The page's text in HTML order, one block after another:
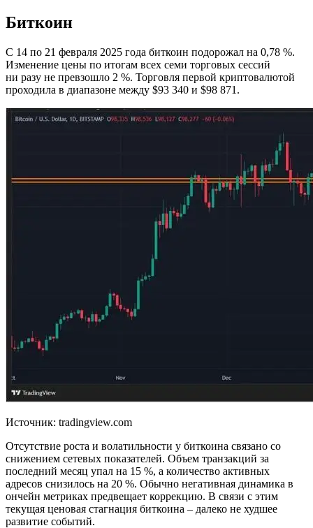
Биткоин
С 14 по 21 февраля 2025 года биткоин подорожал на 0,78 %.
Изменение цены по итогам всех семи торговых сессий
ни разу не превзошло 2 %. Торговля первой криптовалютой
проходила в диапазоне между $93 340 и $98 871.
Источник: tradingview.com
Отсутствие роста и волатильности у биткоина связано со
снижением сетевых показателей. Объем транзакций за
последний месяц упал на 15 %, а количество активных
адресов снизилось на 20 %. Обычно негативная динамика в
ончейн метриках предвещает коррекцию. В связи с этим
текущая ценовая стагнация биткоина – далеко не худшее
развитие событий.